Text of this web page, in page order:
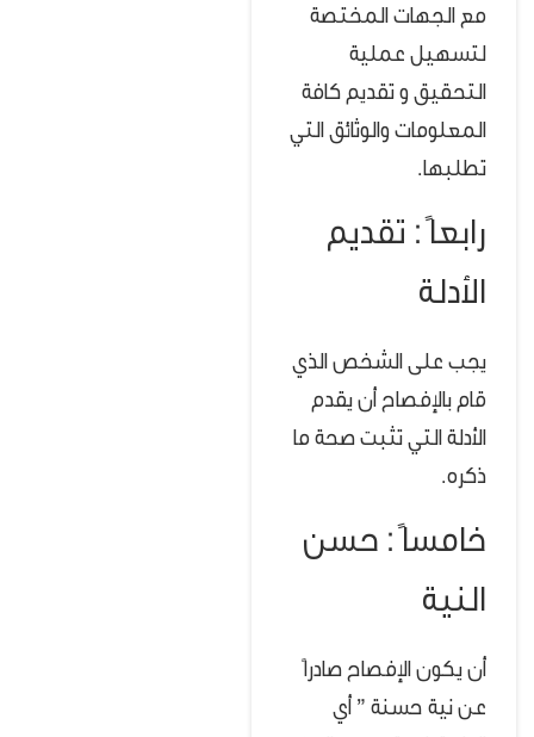
مع الجهات المختصة
لتسهيل عملية
التحقيق و تقديم كافة
المعلومات والوثائق التي
تطلبها.
رابعاً : تقديم
الأدلة
يجب على الشخص الذي
قام بالإفصاح أن يقدم
الأدلة التي تثبت صحة ما
ذكره.
خامساً : حسن
النية
أن يكون الإفصاح صادراً
عن نية حسنة ” أي